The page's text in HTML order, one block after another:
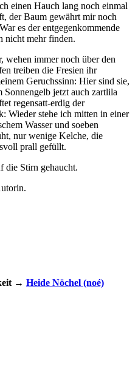
einen Hauch lang noch einmal
der Baum gewährt mir noch
es der entgegenkommende
nicht mehr finden.
wehen immer noch über den
treiben die Fresien ihr
Geruchssinn: Hier sind sie,
jetzt auch zartlila
regensatt-erdig der
Wieder stehe ich mitten in einer
Wasser und soeben
nur wenige Kelche, die
prall gefüllt.
die Stirn gehaucht.
→ Heide Nöchel (noé)